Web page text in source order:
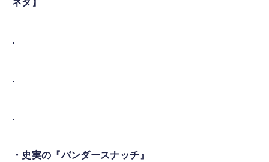
.
.
.
・史実の『バンダースナッチ』